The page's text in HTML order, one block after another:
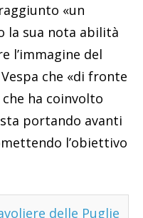
«un
la sua nota abilità
l’immagine del
che «di fronte
ha coinvolto
portando avanti
l’obiettivo
delle Puglie